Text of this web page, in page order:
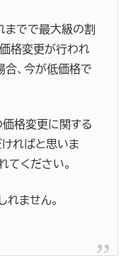
でで最大級の割
格変更が行われ
合、今が低価格で
格変更に関する
ればと思いま
てください。
ません。